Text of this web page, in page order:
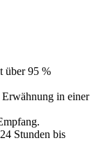
über 95 %
in einer
Stunden bis